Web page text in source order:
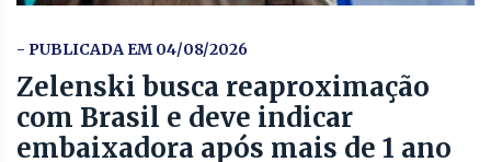
- PUBLICADA EM 04/08/2026
Zelenski busca reaproximação
com Brasil e deve indicar
embaixadora após mais de 1 ano